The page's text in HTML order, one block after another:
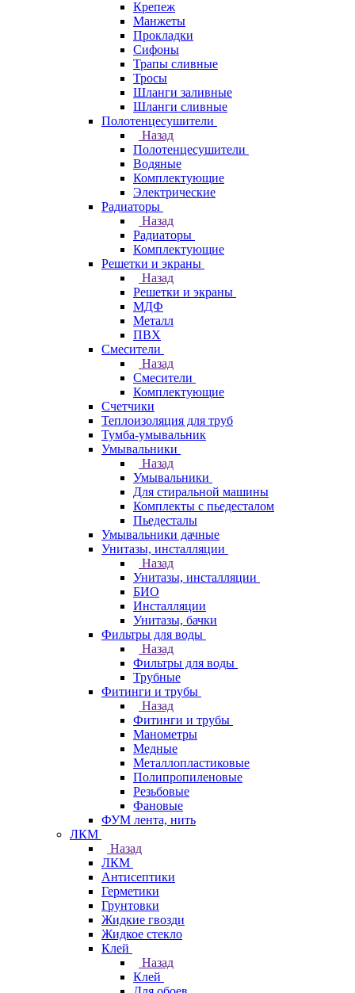
Крепеж
Манжеты
Прокладки
Сифоны
Трапы сливные
Тросы
Шланги заливные
Шланги сливные
Полотенцесушители
Назад
Полотенцесушители
Водяные
Комплектующие
Электрические
Радиаторы
Назад
Радиаторы
Комплектующие
Решетки и экраны
Назад
Решетки и экраны
МДФ
Металл
ПВХ
Смесители
Назад
Смесители
Комплектующие
Счетчики
Теплоизоляция для труб
Тумба-умывальник
Умывальники
Назад
Умывальники
Для стиральной машины
Комплекты с пьедесталом
Пьедесталы
Умывальники дачные
Унитазы, инсталляции
Назад
Унитазы, инсталляции
БИО
Инсталляции
Унитазы, бачки
Фильтры для воды
Назад
Фильтры для воды
Трубные
Фитинги и трубы
Назад
Фитинги и трубы
Манометры
Медные
Металлопластиковые
Полипропиленовые
Резьбовые
Фановые
ФУМ лента, нить
ЛКМ
Назад
ЛКМ
Антисептики
Герметики
Грунтовки
Жидкие гвозди
Жидкое стекло
Клей
Назад
Клей